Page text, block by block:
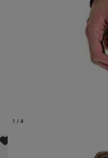
1 / 4